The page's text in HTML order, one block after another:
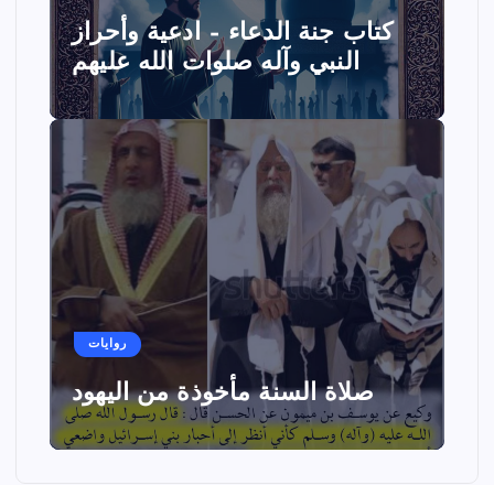
كتاب جنة الدعاء – ادعية وأحراز
النبي وآله صلوات الله عليهم
روايات
صلاة السنة مأخوذة من اليهود